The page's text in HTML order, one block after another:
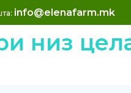
info@elenafarm.mk
низ цела